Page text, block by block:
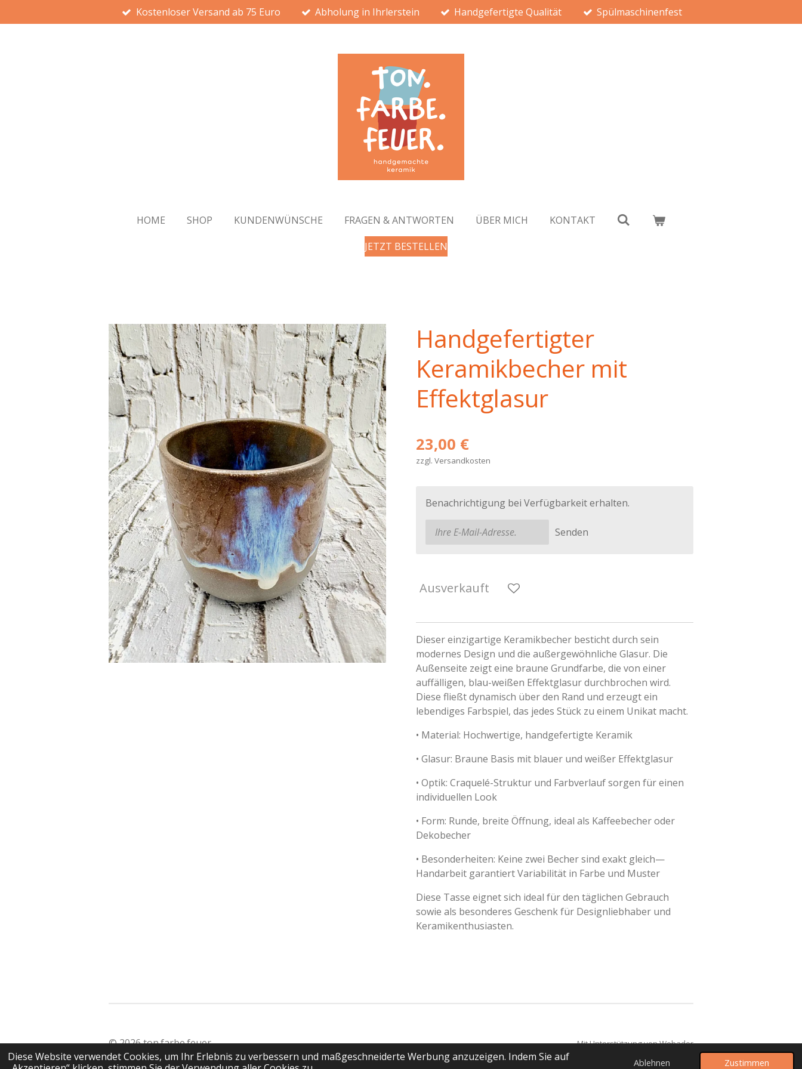
Diese Website verwendet Cookies, um Ihr Erlebnis zu verbessern und maßgeschneiderte Werbung anzuzeigen. Indem Sie auf
Ablehnen Zustimmen
Hauptinhalt
Kostenloser Versand ab 75 Euro Abholung in Ihrlerstein Handgefertigte Qualität Spülmaschinenfest
HOME SHOP KUNDENWÜNSCHE FRAGEN & ANTWORTEN ÜBER MICH
KONTAKT
JETZT BESTELLEN
Handgefertigter
Keramikbecher mit
Effektglasur
23,00 €
zzgl. Versandkosten
Benachrichtigung bei Verfügbarkeit erhalten.
Senden
Ausverkauft
Dieser einzigartige Keramikbecher besticht durch sein
modernes Design und die außergewöhnliche Glasur. Die
Außenseite zeigt eine braune Grundfarbe, die von einer
auffälligen, blau-weißen Effektglasur durchbrochen wird.
Diese fließt dynamisch über den Rand und erzeugt ein
lebendiges Farbspiel, das jedes Stück zu einem Unikat macht.
• Material: Hochwertige, handgefertigte Keramik
• Glasur: Braune Basis mit blauer und weißer Effektglasur
• Optik: Craquelé-Struktur und Farbverlauf sorgen für einen
individuellen Look
• Form: Runde, breite Öffnung, ideal als Kaffeebecher oder
Dekobecher
• Besonderheiten: Keine zwei Becher sind exakt gleich—
Handarbeit garantiert Variabilität in Farbe und Muster
Diese Tasse eignet sich ideal für den täglichen Gebrauch
sowie als besonderes Geschenk für Designliebhaber und
Keramikenthusiasten.
© 2026 ton.farbe.feuer Mit Unterstützung vonWebador